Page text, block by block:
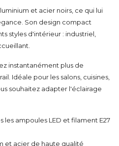
et acier noirs, ce qui lui
Son design compact
styles d'intérieur : industriel,
instantanément plus de
Idéale pour les salons, cuisines,
souhaitez adapter l'éclairage
ampoules LED et filament E27
et acier de haute qualité